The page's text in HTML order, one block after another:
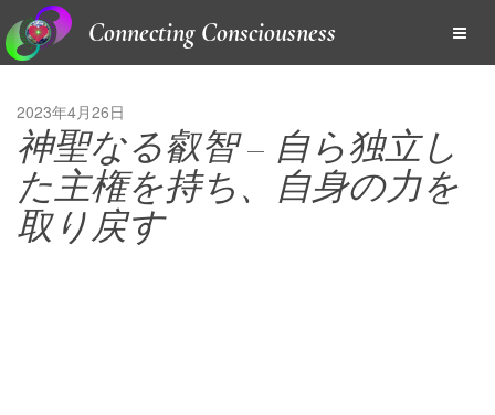
Connecting Consciousness
2023年4月26日
神聖なる叡智 – 自ら独立し
た主権を持ち、自身の力を
取り戻す